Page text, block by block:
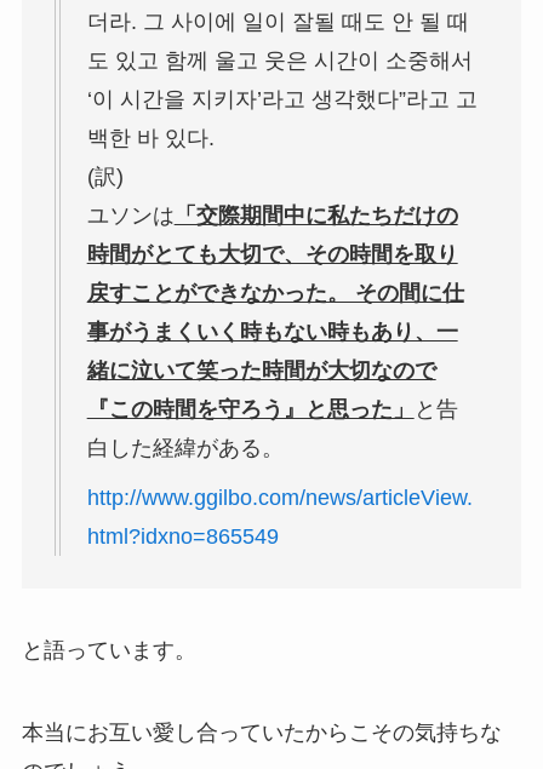
더라. 그 사이에 일이 잘될 때도 안 될 때
도 있고 함께 울고 웃은 시간이 소중해서
‘이 시간을 지키자’라고 생각했다”라고 고
백한 바 있다.
(訳)
ユソンは 「交際期間中に私たちだけの
時間がとても大切で、その時間を取り
戻すことができなかった。 その間に仕
事がうまくいく時もない時もあり、一
緒に泣いて笑った時間が大切なので
『この時間を守ろう』と思った」
と告
白した経緯がある。
http://www.ggilbo.com/news/articleView.
html?idxno=865549
と語っています。
本当にお互い愛し合っていたからこその気持ちな